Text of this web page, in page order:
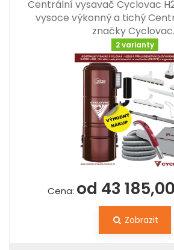
Centrální vysavač Cyclovac
vysoce výkonný a tichý
značky
2 varianty
Cena: od 43
Zobrazit